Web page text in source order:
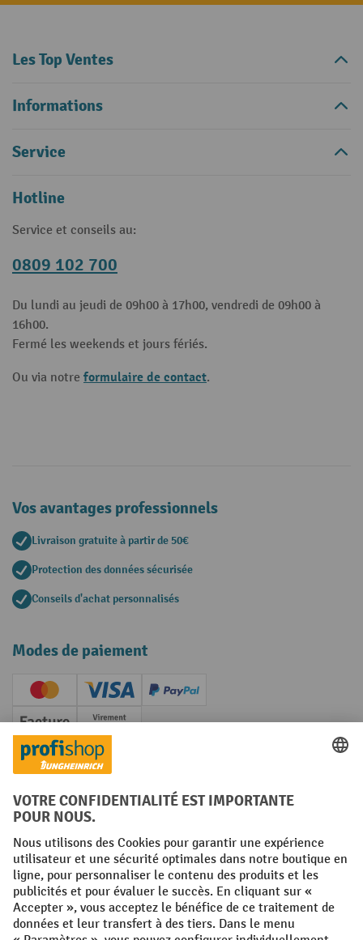
Les Top Ventes
Informations
Service
Hotline
Service et conseils au:
0809 102 700
Du lundi au jeudi de 09h00 à 17h00, vendredi de 09h00 à
16h00.
Fermé les weekends et jours fériés.
Ou via notre formulaire de contact.
Vos avantages professionnels
Livraison gratuite à partir de 50€
Protection des données sécurisée
Conseils d'achat personnalisés
Modes de paiement
Creditcard (Master)Creditcard (Visa)
PayPal
Réseaux sociaux
Facebook
YouTube
LinkedInInstagram
Conditions générales Mentions légales
Protection des Données Politique de cookies